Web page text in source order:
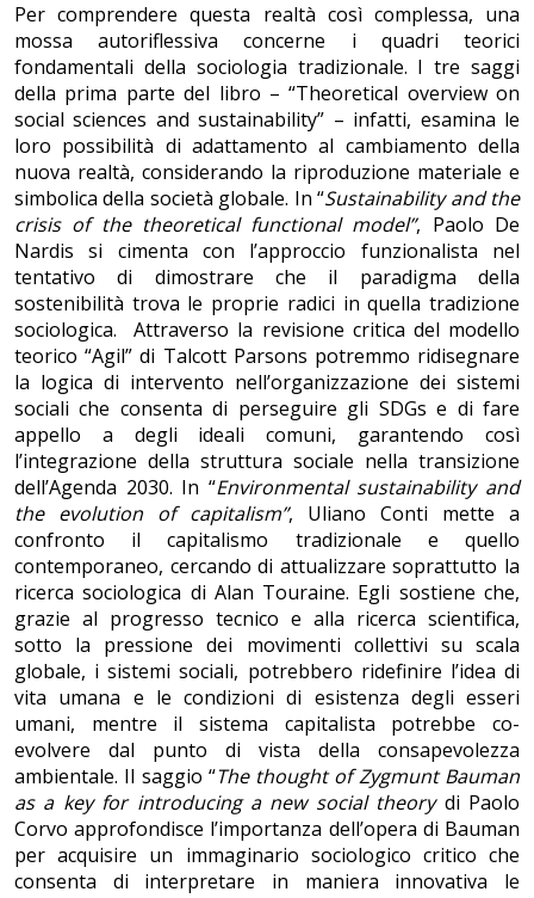
Per comprendere questa realtà così complessa, una
mossa autoriflessiva concerne i quadri teorici
fondamentali della sociologia tradizionale. I tre saggi
della prima parte del libro – “Theoretical overview on
social sciences and sustainability” – infatti, esamina le
loro possibilità di adattamento al cambiamento della
nuova realtà, considerando la riproduzione materiale e
simbolica della società globale. In “Sustainability and the
crisis of the theoretical functional model”, Paolo De
Nardis si cimenta con l’approccio funzionalista nel
tentativo di dimostrare che il paradigma della
sostenibilità trova le proprie radici in quella tradizione
sociologica. Attraverso la revisione critica del modello
teorico “Agil” di Talcott Parsons potremmo ridisegnare
la logica di intervento nell’organizzazione dei sistemi
sociali che consenta di perseguire gli SDGs e di fare
appello a degli ideali comuni, garantendo così
l’integrazione della struttura sociale nella transizione
dell’Agenda 2030. In “Environmental sustainability and
the evolution of capitalism”, Uliano Conti mette a
confronto il capitalismo tradizionale e quello
contemporaneo, cercando di attualizzare soprattutto la
ricerca sociologica di Alan Touraine. Egli sostiene che,
grazie al progresso tecnico e alla ricerca scientifica,
sotto la pressione dei movimenti collettivi su scala
globale, i sistemi sociali, potrebbero ridefinire l’idea di
vita umana e le condizioni di esistenza degli esseri
umani, mentre il sistema capitalista potrebbe co-
evolvere dal punto di vista della consapevolezza
ambientale. Il saggio “The thought of Zygmunt Bauman
as a key for introducing a new social theorydi Paolo
Corvo approfondisce l’importanza dell’opera di Bauman
per acquisire un immaginario sociologico critico che
consenta di interpretare in maniera innovativa le